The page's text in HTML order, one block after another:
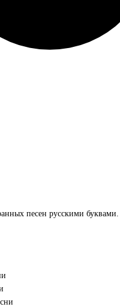
песен русскими